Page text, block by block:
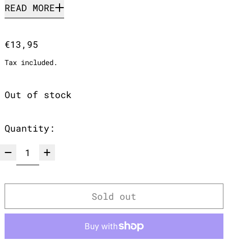
READ MORE
Regular price
€13,95
Tax included.
Out of stock
Quantity:
Sold out